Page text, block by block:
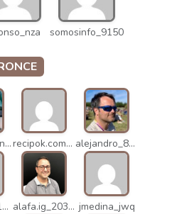
somosinfo_9150
jesusdaryanani_mko recipok.com_n5u alejandro_8931
sotocirus_11872 alafa.ig_20338 jmedina_jwq